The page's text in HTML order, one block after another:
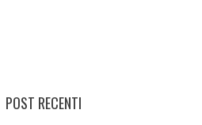
POST RECENTI